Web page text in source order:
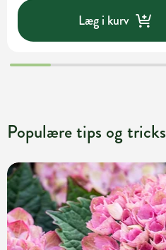
Læg i kurv
Populære tips og tricks